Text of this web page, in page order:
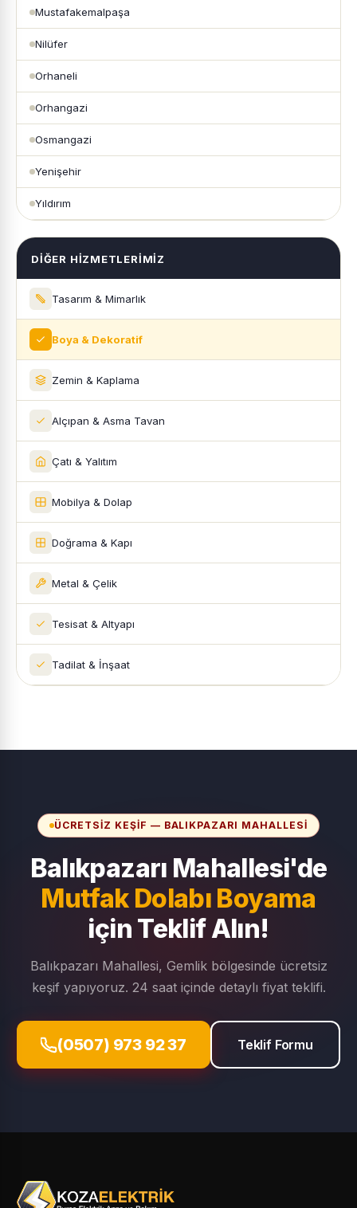
Mustafakemalpaşa
Nilüfer
Orhaneli
Orhangazi
Osmangazi
Yenişehir
Yıldırım
DIĞER HIZMETLERIMIZ
Tasarım & Mimarlık
Boya & Dekoratif
Zemin & Kaplama
Alçıpan & Asma Tavan
Çatı & Yalıtım
Mobilya & Dolap
Doğrama & Kapı
Metal & Çelik
Tesisat & Altyapı
Tadilat & İnşaat
ÜCRETSIZ KEŞIF — BALIKPAZARI MAHALLESI
Balıkpazarı Mahallesi'de
Mutfak Dolabı Boyama
için Teklif Alın!
Balıkpazarı Mahallesi, Gemlik bölgesinde ücretsiz
keşif yapıyoruz. 24 saat içinde detaylı fiyat teklifi.
(0507) 973 92 37 Teklif Formu